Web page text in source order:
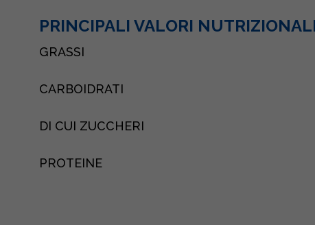
PRINCIPALI VALORI
GRASSI
CARBOIDRATI
DI CUI ZUCCHERI
PROTEINE